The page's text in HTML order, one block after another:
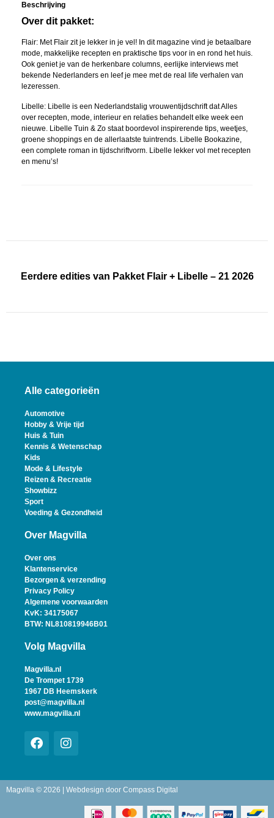
Beschrijving
Over dit pakket:
Flair: Met Flair zit je lekker in je vel! In dit magazine vind je betaalbare
mode, makkelijke recepten en praktische tips voor in en rond het huis.
Ook geniet je van de herkenbare columns, eerlijke interviews met
bekende Nederlanders en leef je mee met de real life verhalen van
lezeressen.
Libelle: Libelle is een Nederlandstalig vrouwentijdschrift dat Alles
over recepten, mode, interieur en relaties behandelt elke week een
nieuwe. Libelle Tuin & Zo staat boordevol inspirerende tips, weetjes,
groene shoppings en de allerlaatste tuintrends. Libelle Bookazine,
een complete roman in tijdschriftvorm. Libelle lekker vol met recepten
en menu’s!
Eerdere edities van Pakket Flair + Libelle – 21 2026
Alle categorieën
Automotive
Hobby & Vrije tijd
Huis & Tuin
Kennis & Wetenschap
Kids
Mode & Lifestyle
Reizen & Recreatie
Showbizz
Sport
Voeding & Gezondheid
Over Magvilla
Over ons
Klantenservice
Bezorgen & verzending
Privacy Policy
Algemene voorwaarden
KvK: 34175067
BTW: NL810819946B01
Volg Magvilla
Magvilla.nl
De Trompet 1739
1967 DB Heemskerk
post@magvilla.nl
www.magvilla.nl
Magvilla © 2026 | Webdesign door Compass Digital